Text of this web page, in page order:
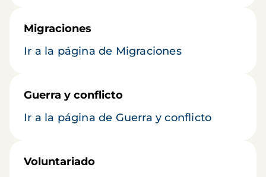
Migraciones
Ir a la página de Migraciones
Guerra y conflicto
Ir a la página de Guerra y conflicto
Voluntariado